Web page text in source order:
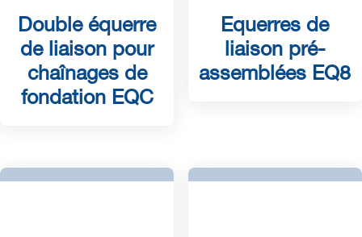
Double équerre
de liaison pour
chaînages de
fondation EQC
Equerres de
liaison pré-
assemblées EQ8